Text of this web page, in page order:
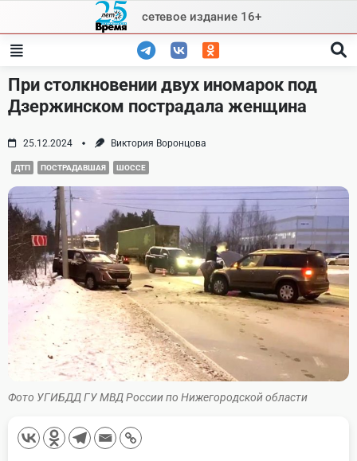
content
сетевое издание 16+
При столкновении двух иномарок под
Дзержинском пострадала женщина
25.12.2024 Виктория Воронцова
ДТП ПОСТРАДАВШАЯ ШОССЕ
Фото УГИБДД ГУ МВД России по Нижегородской области